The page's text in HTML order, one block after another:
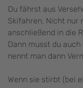
Du fährst aus
Skifahren. Nicht nur
anschließend in die
Dann musst du
nennt man dann
Wenn sie stirbt (bei